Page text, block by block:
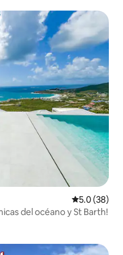
Calificación
5.0 (38)
del océano y St Barth!